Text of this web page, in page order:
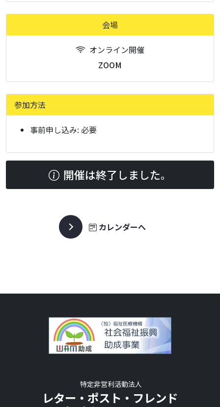
会場
オンライン開催
ZOOM
参加方法
事前申し込み: 必要
開催は終了しました。
カレンダーへ
特定非営利活動法人
レター・ポスト・フレンド